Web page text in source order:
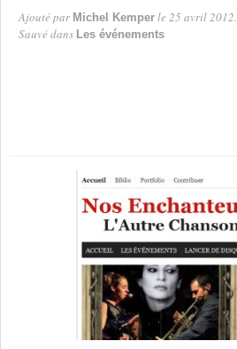
Ajouté par Michel Kemper le 25 avril 2012.
Sauvé dans Les événements